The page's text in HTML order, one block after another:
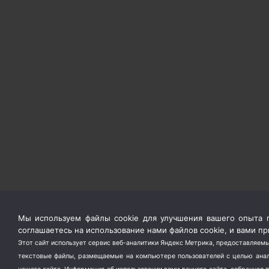
Мы используем файлы cookie для улучшения вашего опыта
соглашаетесь на использование нами файлов cookie, и вами
Этот сайт использует сервис веб-аналитики Яндекс Метрика,
текстовые файлы, размещаемые на компьютере пользователей с целью